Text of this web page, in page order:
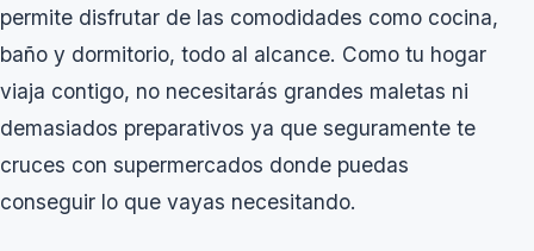
permite disfrutar de las comodidades como cocina,
baño y dormitorio, todo al alcance. Como tu hogar
viaja contigo, no necesitarás grandes maletas ni
demasiados preparativos ya que seguramente te
cruces con supermercados donde puedas
conseguir lo que vayas necesitando.